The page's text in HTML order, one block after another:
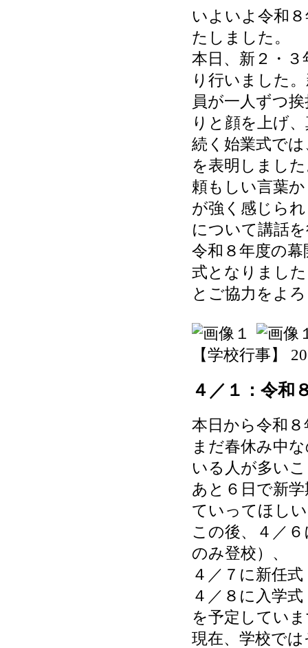
いよいよ令和
たしました。
本日、新２・
り行いました
員が一人ずつ
りと顔を上げ
続く始業式で
を表明しまし
頼もしい言葉
が強く感じら
について講話
令和８年度の
式となりまし
とご協力をよ
【学校行事】
４／１：令和
本日から令和
まだ春休み中
いる人が多い
あと６日で新
ていってほし
この後、４／
のみ登校）、
４／７に新任
４／８に入学
を予定してい
現在、学校で